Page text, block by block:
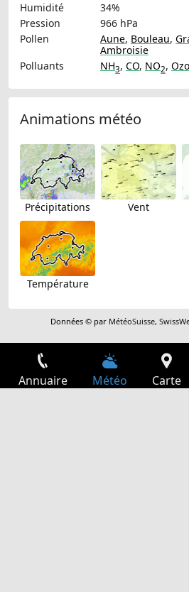
Humidité
34%
Pression
966 hPa
Pollen
Aune, Bouleau,
Ambroisie
Polluants
NH3, CO, NO2,
Animations météo
Précipitations Vent
Température
Données © par MétéoSuisse,
Annuaire Météo Carte